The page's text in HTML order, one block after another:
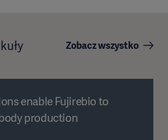
Zobacz wszystko
enable Fujirebio to
production